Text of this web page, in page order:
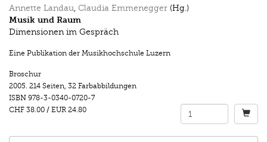
Annette Landau, Claudia Emmenegger (Hg.)
Musik und Raum
Dimensionen im Gespräch
Eine Publikation der Musikhochschule Luzern
Broschur
2005. 214 Seiten, 32 Farbabbildungen
ISBN 978-3-0340-0720-7
CHF 38.00 / EUR 24.80